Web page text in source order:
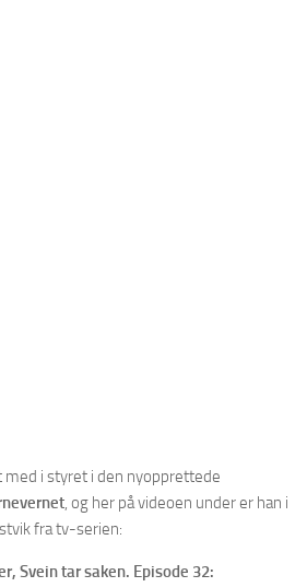
med i styret i den nyopprettede
, og her på videoen under er han i
fra tv-serien:
Svein tar saken. Episode 32: